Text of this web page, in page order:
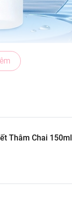
Thâm Chai 150ml